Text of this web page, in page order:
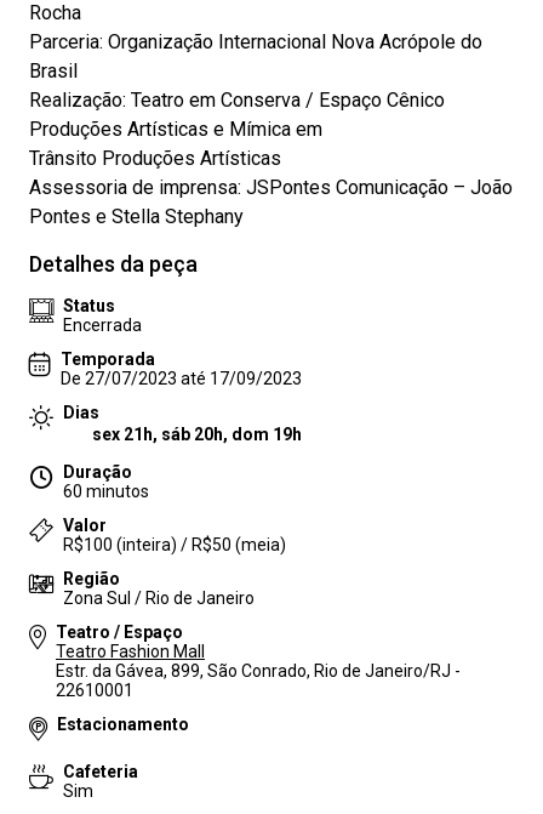
Rocha
Parceria: Organização Internacional Nova Acrópole do
Brasil
Realização: Teatro em Conserva / Espaço Cênico
Produções Artísticas e Mímica em
Trânsito Produções Artísticas
Assessoria de imprensa: JSPontes Comunicação – João
Pontes e Stella Stephany
Detalhes da peça
Status
Encerrada
Temporada
De 27/07/2023 até 17/09/2023
Dias
sex 21h, sáb 20h, dom 19h
Duração
60 minutos
Valor
R$100 (inteira) / R$50 (meia)
Região
Zona Sul / Rio de Janeiro
Teatro / Espaço
Teatro Fashion Mall
Estr. da Gávea, 899, São Conrado, Rio de Janeiro/RJ -
22610001
Estacionamento
Cafeteria
Sim